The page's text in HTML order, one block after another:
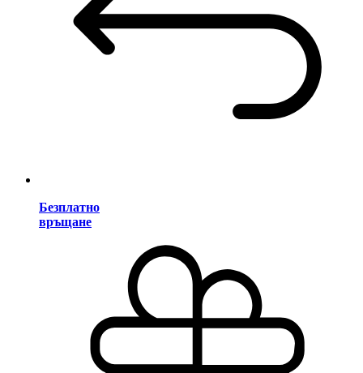
Безплатно
връщане